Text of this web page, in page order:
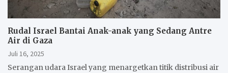
Rudal Israel Bantai Anak-anak yang Sedang Antre
Air di Gaza
Juli 16, 2025
Serangan udara Israel yang menargetkan titik distribusi air